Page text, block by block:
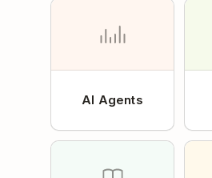
AI Agents